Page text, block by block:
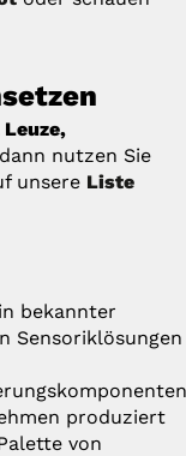
dann nutzen Sie
unsere Liste
bekannter
Sensoriklösungen
produziert
von